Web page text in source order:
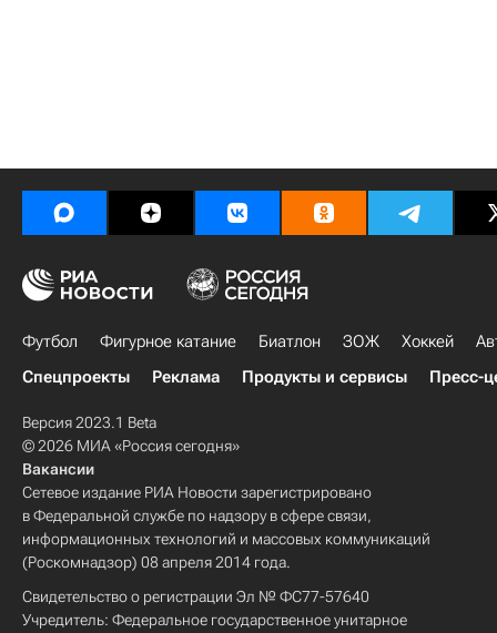
Футбол Фигурное катание Биатлон ЗОЖ Хоккей
Спецпроекты
Реклама Продукты и сервисы Пресс-
Версия 2023.1 Beta
© 2026 МИА «Россия сегодня»
Вакансии
Сетевое издание РИА Новости зарегистрировано
в Федеральной службе по надзору в сфере связи,
информационных технологий и массовых коммуникаций
(Роскомнадзор) 08 апреля 2014 года.
Свидетельство о регистрации Эл № ФС77-57640
Учредитель: Федеральное государственное унитарное